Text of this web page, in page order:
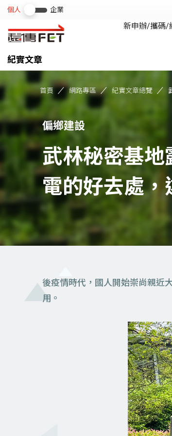
紀實文章
首頁 網路專區 紀實文章總覽
偏鄉建設
武林秘密基
電的好去處
後疫情時代，國人開始崇尚親近
用。